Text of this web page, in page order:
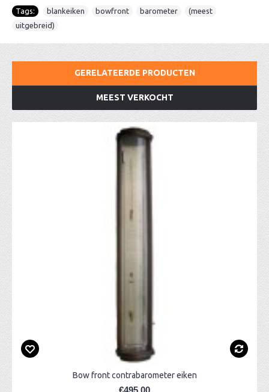
Tags: blankeiken bowfront barometer (meest
uitgebreid)
GERELATEERDE PRODUCTEN
MEEST VERKOCHT
Bow front contrabarometer eiken
€495,00